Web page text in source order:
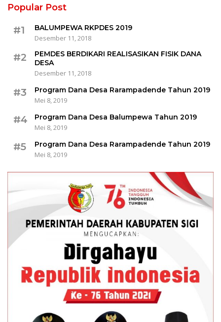
Popular Post
#1
BALUMPEWA RKPDES 2019
Desember 11, 2018
#2
PEMDES BERDIKARI REALISASIKAN FISIK DANA
DESA
Desember 11, 2018
#3
Program Dana Desa Rarampadende Tahun 2019
Mei 8, 2019
#4
Program Dana Desa Balumpewa Tahun 2019
Mei 8, 2019
#5
Program Dana Desa Rarampadende Tahun 2019
Mei 8, 2019